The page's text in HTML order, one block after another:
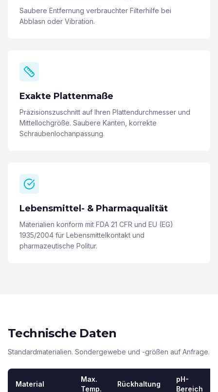
Saubere Entfernung verbrauchter Filterhilfe bei
Abblasn oder Vibration.
Exakte Plattenmaße
Präzisionszuschnitt auf Ihren Plattendurchmesser und
Mittellochgröße. Saubere Kanten, korrekte
Schraubenlochanpassung.
Lebensmittel- & Pharmaqualität
Materialien konform mit FDA 21 CFR und EU (EG)
1935/2004 für Lebensmittelkontakt und
pharmazeutische Politur.
Technische Daten
Standardmaterialien. Sondergewebe und -größen auf Anfrage.
Material
Max.
Temp.
Rückhaltung
pH-
Bereich